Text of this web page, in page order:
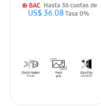
Hasta 36 cuotas de
US$ 36.08Tasa 0%